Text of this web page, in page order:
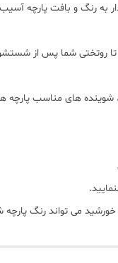
به رنگ و بافت پارچه
تا روتختی شما پس از